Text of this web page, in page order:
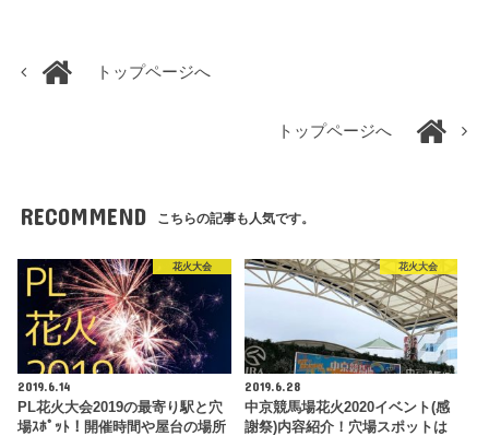
トップページへ
トップページへ
RECOMMEND こちらの記事も人気です。
花火大会
2019.6.14
PL花火大会2019の最寄り駅と穴
場ｽﾎﾟｯﾄ！開催時間や屋台の場所
花火大会
2019.6.28
中京競馬場花火2020イベント(感
謝祭)内容紹介！穴場スポットは